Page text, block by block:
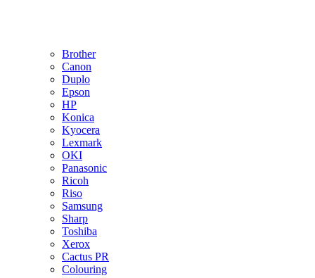
Brother
Canon
Duplo
Epson
HP
Konica
Kyocera
Lexmark
OKI
Panasonic
Ricoh
Riso
Samsung
Sharp
Toshiba
Xerox
Cactus PR
Colouring